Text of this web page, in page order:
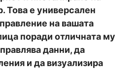
Това е универсален
на вашата
поради отличната му
данни, да
и да визуализира